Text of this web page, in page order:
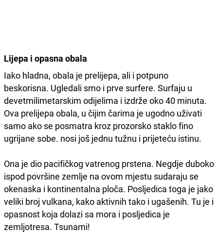
Lijepa i opasna obala
Iako hladna, obala je prelijepa, ali i potpuno
beskorisna. Ugledali smo i prve surfere. Surfaju u
devetmilimetarskim odijelima i izdrže oko 40 minuta.
Ova prelijepa obala, u čijim čarima je ugodno uživati
samo ako se posmatra kroz prozorsko staklo fino
ugrijane sobe. nosi još jednu tužnu i prijeteću istinu.
Ona je dio pacifičkog vatrenog prstena. Negdje duboko
ispod površine zemlje na ovom mjestu sudaraju se
okenaska i kontinentalna ploča. Posljedica toga je jako
veliki broj vulkana, kako aktivnih tako i ugašenih. Tu je i
opasnost koja dolazi sa mora i posljedica je
zemljotresa. Tsunami!